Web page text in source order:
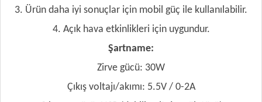
3. Ürün daha iyi sonuçlar için mobil güç ile kullanılabilir.
4. Açık hava etkinlikleri için uygundur.
Şartname:
Zirve gücü: 30W
Çıkış voltajı/akımı: 5.5V / 0-2A